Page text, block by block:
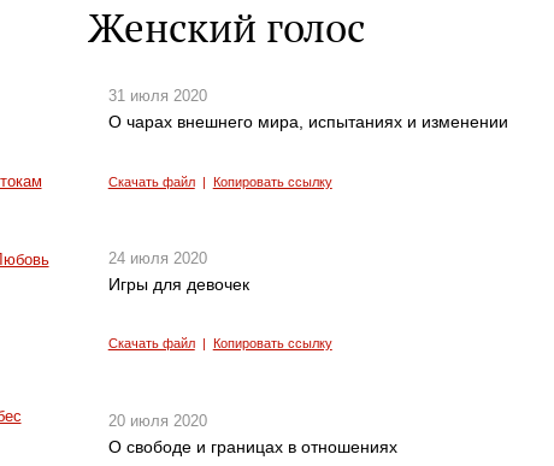
Женский голос
31 июля 2020
О чарах внешнего мира, испытаниях и изменении
Скачать файл| Копировать ссылку
24 июля 2020
Игры для девочек
Скачать файл| Копировать ссылку
20 июля 2020
О свободе и границах в отношениях